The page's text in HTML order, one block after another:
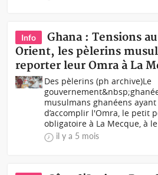
Info
Ghana : Tensions
Orient, les pèlerins
reporter leur Omra à La
Des pèlerins (ph archive)Le
musulmans ghanéens
d’accomplir l'Omra, le petit
obligatoire à La Mecque, à
il y a 5 mois